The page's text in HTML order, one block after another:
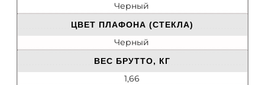
Черный
ЦВЕТ ПЛАФОНА (СТЕКЛА)
Черный
ВЕС БРУТТО, КГ
1,66